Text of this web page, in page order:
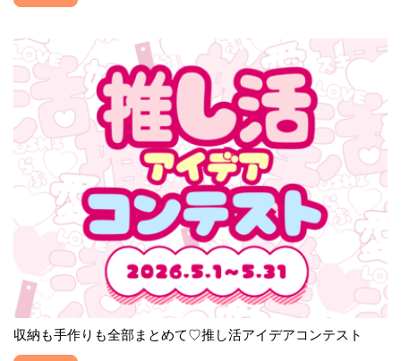
収納も手作りも全部まとめて♡推し活アイデアコンテスト